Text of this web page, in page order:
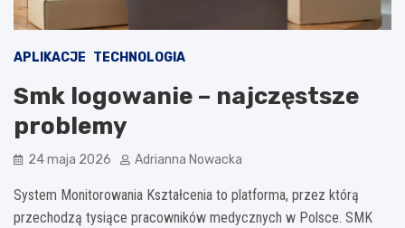
APLIKACJE TECHNOLOGIA
Smk logowanie – najczęstsze
problemy
24 maja 2026 Adrianna Nowacka
System Monitorowania Kształcenia to platforma, przez którą
przechodzą tysiące pracowników medycznych w Polsce. SMK